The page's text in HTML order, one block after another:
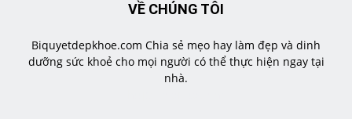
VỀ CHÚNG TÔI
Biquyetdepkhoe.com Chia sẻ mẹo hay làm đẹp và dinh
dưỡng sức khoẻ cho mọi người có thể thực hiện ngay tại
nhà.